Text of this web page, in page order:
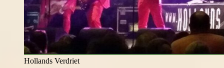
Hollands Verdriet